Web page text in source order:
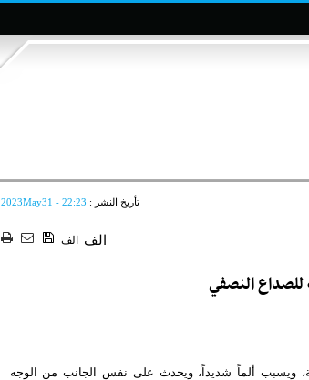
تأريخ النشر : 2023May31 - 22:23
الف الف
للصداع النصفي
ويسبب ألماً شديداً، ويحدث على نفس الجانب من الوجه